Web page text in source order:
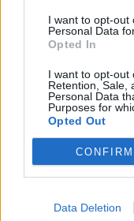
I want to opt-out
Personal Data
Opted In
I want to opt-out
Retention, Sale,
Personal Data
Purposes for
Opted Out
CONFIRM
Data Deletion
Εξωτερικών για
Αγκυρας.
Πηγή:
echedoros-a.gr
Συμφωνία
ΠΡΟΗΓΟΎΜΕΝΟ